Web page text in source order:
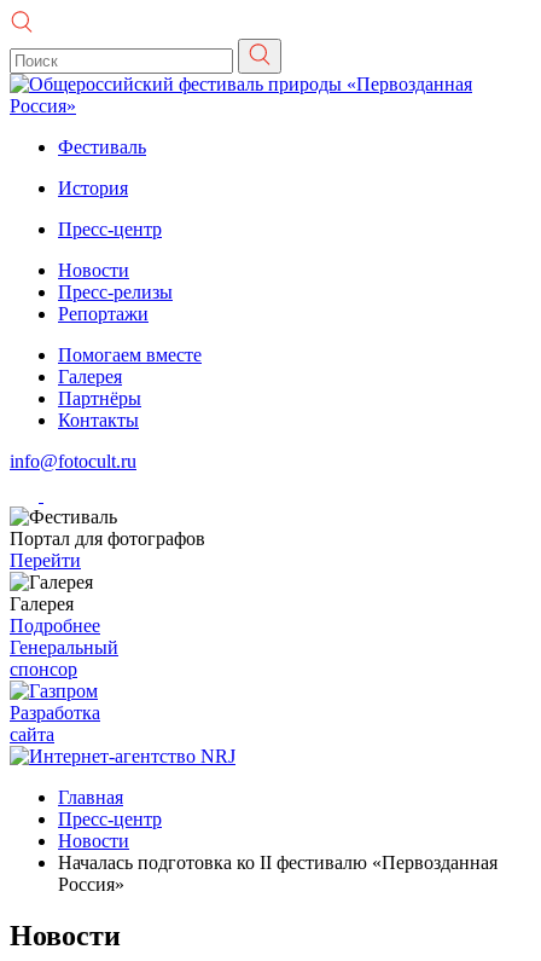
Фестиваль
История
Пресс-центр
Новости
Пресс-релизы
Репортажи
Помогаем вместе
Галерея
Партнёры
Контакты
info@fotocult.ru
Портал для фотографов
Перейти
Галерея
Подробнее
Генеральный
спонсор
Разработка
сайта
Главная
Пресс-центр
Новости
Началась подготовка ко II фестивалю «Первозданная
Россия»
Новости